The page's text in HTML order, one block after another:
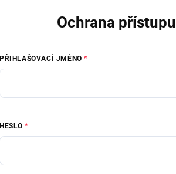
Ochrana přístupu
PŘIHLAŠOVACÍ JMÉNO
HESLO